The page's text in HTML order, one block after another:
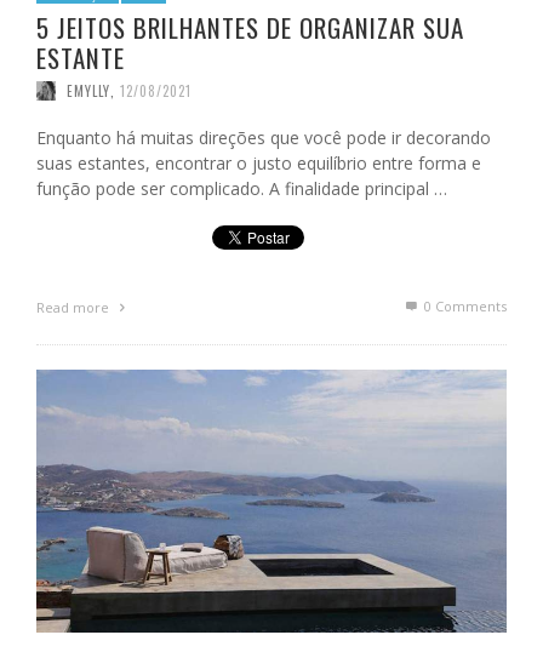
5 JEITOS BRILHANTES DE ORGANIZAR SUA
ESTANTE
EMYLLY 12/08/2021
Enquanto há muitas direções que você pode ir decorando
suas estantes, encontrar o justo equilíbrio entre forma e
função pode ser complicado. A finalidade principal …
Read more 0 Comments